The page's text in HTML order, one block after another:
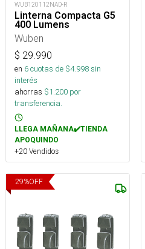
WUB120112NAD-R
Linterna Compacta G5
400 Lumens
Wuben
$ 29.990
en 6cuotas de $4.998sin
interés
ahorras $1.200 por
transferencia.
LLEGA MAÑANA✔️TIENDA
APOQUINDO
+20 Vendidos
29%OFF